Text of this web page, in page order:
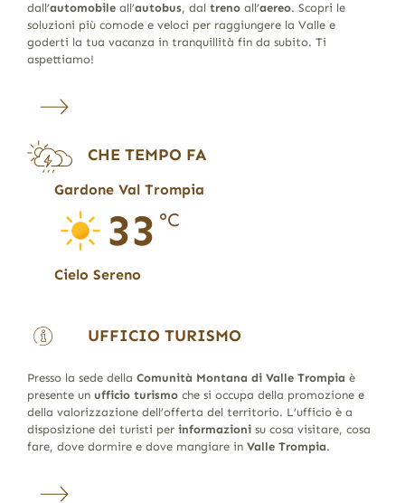
dall’automobileall’autobus, dal trenoall’aereo. Scopri le
soluzioni più comode e veloci per raggiungere la Valle e
goderti la tua vacanza in tranquillità fin da subito. Ti
aspettiamo!
CHE TEMPO FA
Gardone Val Trompia
33 °C
Cielo Sereno
UFFICIO TURISMO
Presso la sede della Comunità Montana di Valle Trompia è
presente un ufficio turismoche si occupa della promozione e
della valorizzazione dell’offerta del territorio. L’ufficio è a
disposizione dei turisti per informazionisu cosa visitare, cosa
fare, dove dormire e dove mangiare in Valle Trompia.